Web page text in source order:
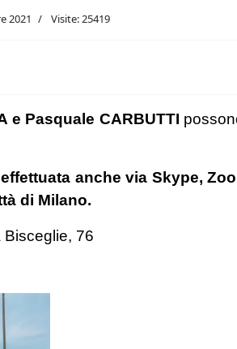
2021 Visite: 25419
e Pasquale CARBUTTI
anche via Skype,
di Milano.
Bisceglie, 76